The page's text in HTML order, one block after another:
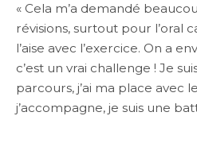
« Cela m’a demandé
révisions, surtout pour l’oral
l’aise avec l’exercice. On a
c’est un vrai challenge ! Je
parcours, j’ai ma place avec
j’accompagne, je suis une